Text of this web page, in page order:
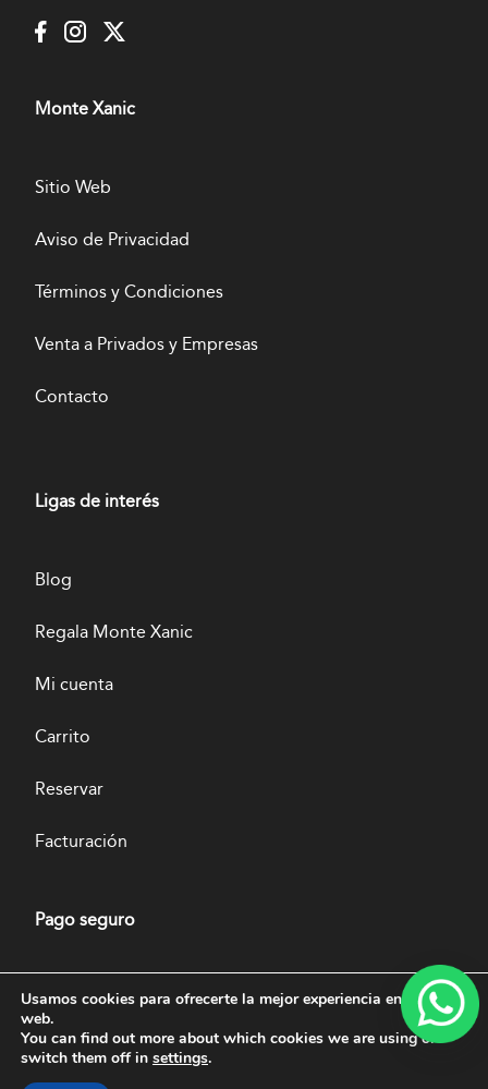
Monte Xanic
Sitio Web
Aviso de Privacidad
Términos y Condiciones
Venta a Privados y Empresas
Contacto
Ligas de interés
Blog
Regala Monte Xanic
Mi cuenta
Carrito
Reservar
Facturación
Pago seguro
Usamos cookies para ofrecerte la mejor experiencia en nuestra
web.
You can find out more about which cookies we are using or
switch them off in settings.